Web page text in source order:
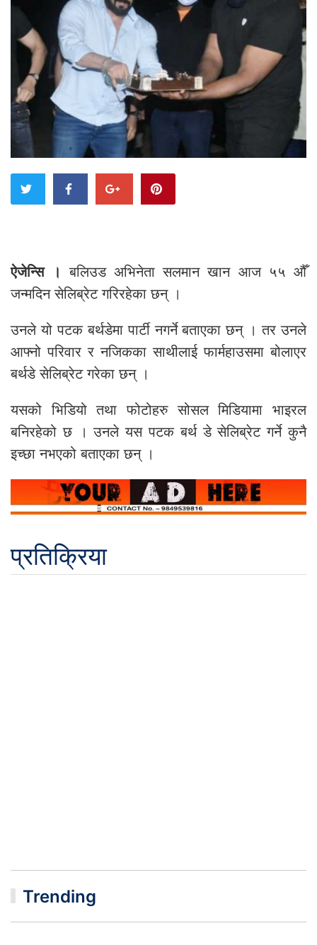
ऐजेन्सि ।
बलिउड अभिनेता सलमान खान आज ५५ औँ
जन्मदिन सेलिब्रेट गरिरहेका छन् ।
उनले यो पटक बर्थडेमा पार्टी नगर्ने बताएका छन् । तर उनले
आफ्नो परिवार र नजिकका साथीलाई फार्महाउसमा बोलाएर
बर्थडे सेलिब्रेट गरेका छन् ।
यसको भिडियो तथा फोटोहरु सोसल मिडियामा भाइरल
बनिरहेको छ । उनले यस पटक बर्थ डे सेलिब्रेट गर्ने कुनै
इच्छा नभएको बताएका छन् ।
प्रतिक्रिया
Trending